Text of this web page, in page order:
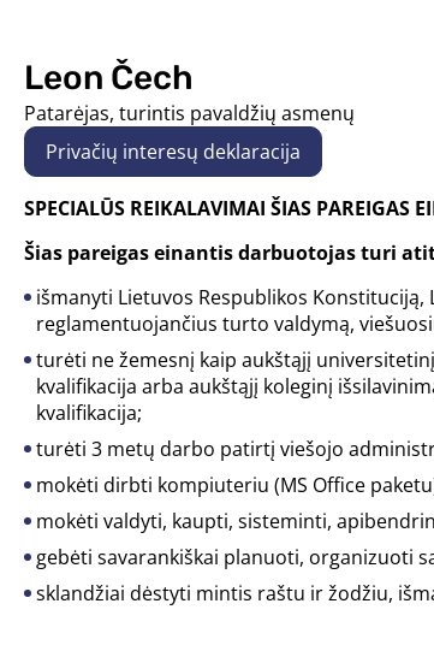
Leon Čech
Patarėjas, turintis pavaldžių asmenų
Privačių interesų deklaracija
SPECIALŪS REIKALAVIMAI ŠIAS PAREIGAS
Šias pareigas einantis darbuotojas turi
išmanyti Lietuvos Respublikos
reglamentuojančius turto valdymą,
turėti ne žemesnį kaip aukštąjį
kvalifikacija arba aukštąjį koleginį
kvalifikacija;
turėti 3 metų darbo patirtį viešojo
mokėti dirbti kompiuteriu (MS Office
mokėti valdyti, kaupti, sisteminti,
gebėti savarankiškai planuoti, organizuoti
sklandžiai dėstyti mintis raštu ir žodžiu,